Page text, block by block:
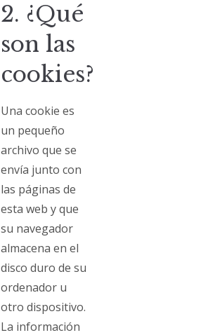
2. ¿Qué
son las
cookies?
Una cookie es
un pequeño
archivo que se
envía junto con
las páginas de
esta web y que
su navegador
almacena en el
disco duro de su
ordenador u
otro dispositivo.
La información